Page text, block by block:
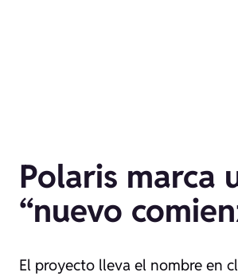
Polaris marca
“nuevo
El proyecto lleva el nombre en